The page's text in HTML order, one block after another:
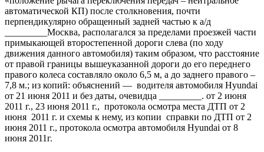
автоматической КП) после столкновения, почти
перпендикулярно обращенный задней частью к а/д
_________Москва, располагался за пределами проезжей части
примыкающей второстепенной дороги слева (по ходу
движения данного автомобиля) таким образом, что расстояние
от правой границы вышеуказанной дороги до его переднего
правого колеса составляло около 6,5 м, а до заднего правого –
7,8 м.; из копий: объяснений — водителя автомобиля Hyundai
от 21 июня 2011 и без даты, очевидца _________. от 2 июня
2011 г., 23 июня 2011 г., протокола осмотра места ДТП от 2
июня 2011 г. и схемы к нему, из копии справки по ДТП от 2
июня 2011 г., протокола осмотра автомобиля Hyundai от 8
июня 2011г.